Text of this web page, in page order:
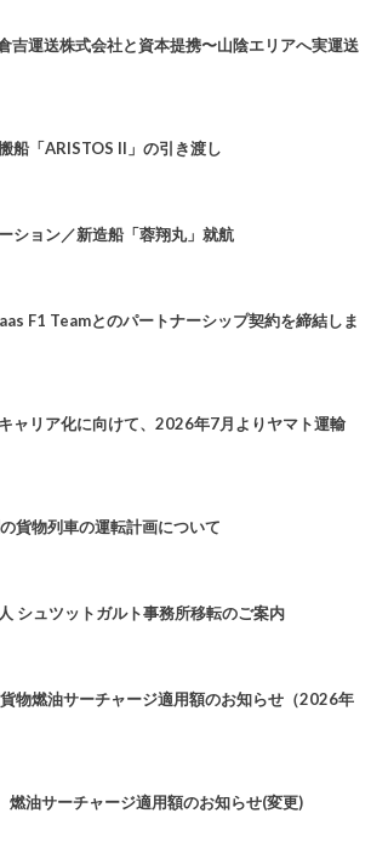
運送株式会社と資本提携〜山陰エリアへ実運送
船「ARISTOS II」の引き渡し
ション／新造船「蓉翔丸」就航
F1 Teamとのパートナーシップ契約を締結しま
ャリア化に向けて、2026年7月よりヤマト運輸
貨物列車の運転計画について
シュツットガルト事務所移転のご案内
物燃油サーチャージ適用額のお知らせ（2026年
油サーチャージ適用額のお知らせ(変更)